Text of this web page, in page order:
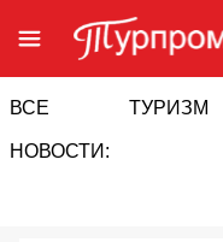
ВСЕ
НОВОСТИ:
ТУРИЗМ